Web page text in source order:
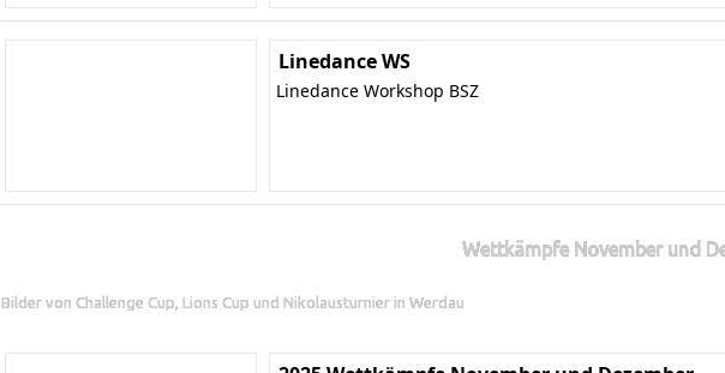
Linedance WS
Linedance Workshop BSZ
Wettkämpfe November und
Bilder von Challenge Cup, Lions Cup und Nikolausturnier in Werdau